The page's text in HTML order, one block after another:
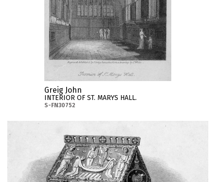
Greig John
INTERIOR OF ST. MARYS HALL.
S-FN30752